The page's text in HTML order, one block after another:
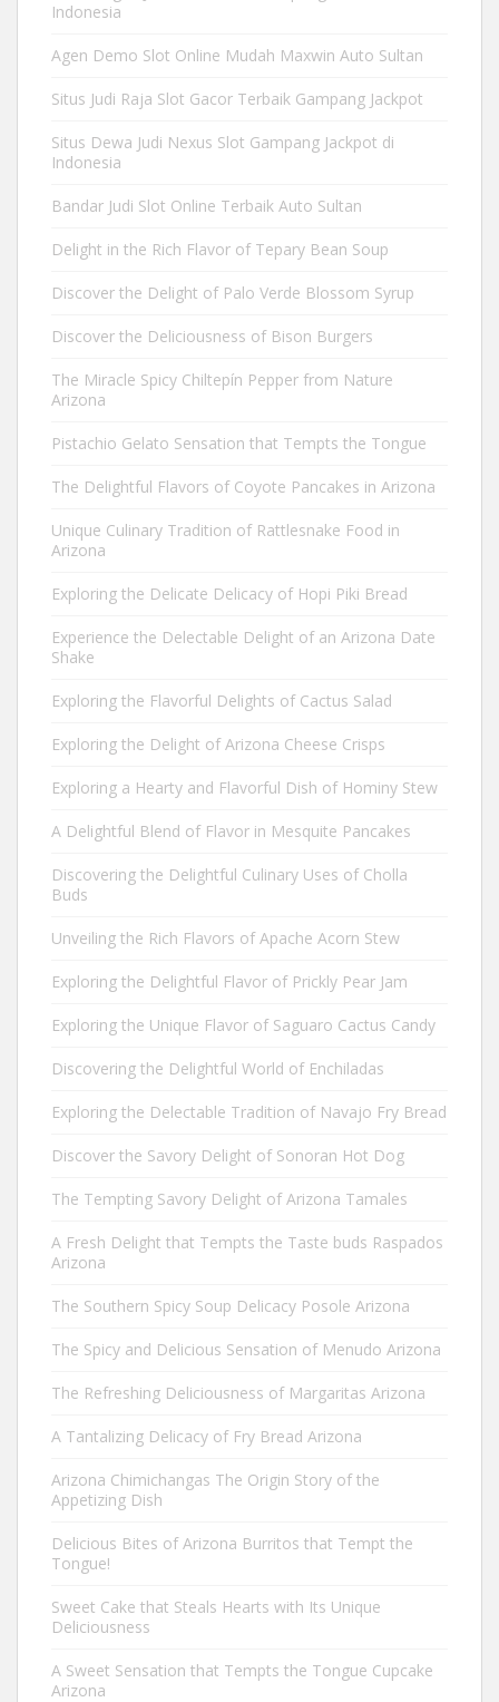
Indonesia
Agen Demo Slot Online Mudah Maxwin Auto Sultan
Situs Judi Raja Slot Gacor Terbaik Gampang Jackpot
Situs Dewa Judi Nexus Slot Gampang Jackpot di
Indonesia
Bandar Judi Slot Online Terbaik Auto Sultan
Delight in the Rich Flavor of Tepary Bean Soup
Discover the Delight of Palo Verde Blossom Syrup
Discover the Deliciousness of Bison Burgers
The Miracle Spicy Chiltepín Pepper from Nature
Arizona
Pistachio Gelato Sensation that Tempts the Tongue
The Delightful Flavors of Coyote Pancakes in Arizona
Unique Culinary Tradition of Rattlesnake Food in
Arizona
Exploring the Delicate Delicacy of Hopi Piki Bread
Experience the Delectable Delight of an Arizona Date
Shake
Exploring the Flavorful Delights of Cactus Salad
Exploring the Delight of Arizona Cheese Crisps
Exploring a Hearty and Flavorful Dish of Hominy Stew
A Delightful Blend of Flavor in Mesquite Pancakes
Discovering the Delightful Culinary Uses of Cholla
Buds
Unveiling the Rich Flavors of Apache Acorn Stew
Exploring the Delightful Flavor of Prickly Pear Jam
Exploring the Unique Flavor of Saguaro Cactus Candy
Discovering the Delightful World of Enchiladas
Exploring the Delectable Tradition of Navajo Fry Bread
Discover the Savory Delight of Sonoran Hot Dog
The Tempting Savory Delight of Arizona Tamales
A Fresh Delight that Tempts the Taste buds Raspados
Arizona
The Southern Spicy Soup Delicacy Posole Arizona
The Spicy and Delicious Sensation of Menudo Arizona
The Refreshing Deliciousness of Margaritas Arizona
A Tantalizing Delicacy of Fry Bread Arizona
Arizona Chimichangas The Origin Story of the
Appetizing Dish
Delicious Bites of Arizona Burritos that Tempt the
Tongue!
Sweet Cake that Steals Hearts with Its Unique
Deliciousness
A Sweet Sensation that Tempts the Tongue Cupcake
Arizona